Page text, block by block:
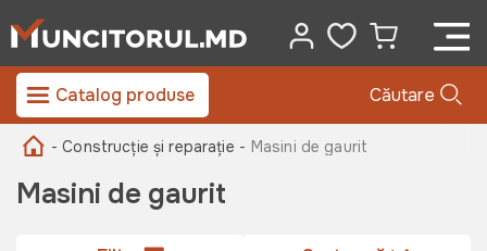
Catalog produse Căutare
- Construcție și reparație - Masini de gaurit
Masini de gaurit